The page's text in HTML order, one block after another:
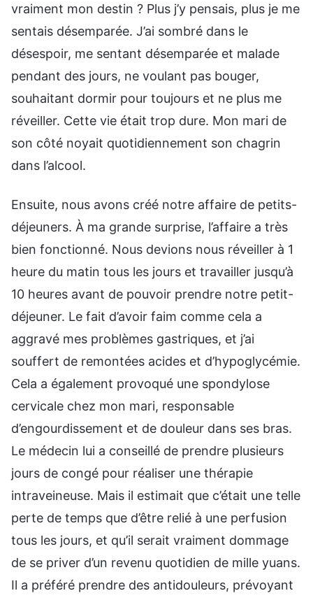
vraiment mon destin ? Plus j’y pensais, plus je me
sentais désemparée. J’ai sombré dans le
désespoir, me sentant désemparée et malade
pendant des jours, ne voulant pas bouger,
souhaitant dormir pour toujours et ne plus me
réveiller. Cette vie était trop dure. Mon mari de
son côté noyait quotidiennement son chagrin
dans l’alcool.
Ensuite, nous avons créé notre affaire de petits-
déjeuners. À ma grande surprise, l’affaire a très
bien fonctionné. Nous devions nous réveiller à 1
heure du matin tous les jours et travailler jusqu’à
10 heures avant de pouvoir prendre notre petit-
déjeuner. Le fait d’avoir faim comme cela a
aggravé mes problèmes gastriques, et j’ai
souffert de remontées acides et d’hypoglycémie.
Cela a également provoqué une spondylose
cervicale chez mon mari, responsable
d’engourdissement et de douleur dans ses bras.
Le médecin lui a conseillé de prendre plusieurs
jours de congé pour réaliser une thérapie
intraveineuse. Mais il estimait que c’était une telle
perte de temps que d’être relié à une perfusion
tous les jours, et qu’il serait vraiment dommage
de se priver d’un revenu quotidien de mille yuans.
Il a préféré prendre des antidouleurs, prévoyant